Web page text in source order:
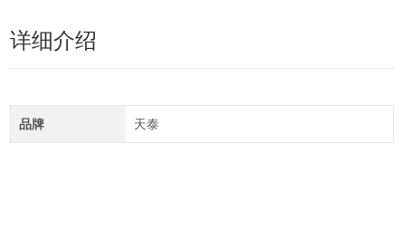
详细介绍
品牌 天泰